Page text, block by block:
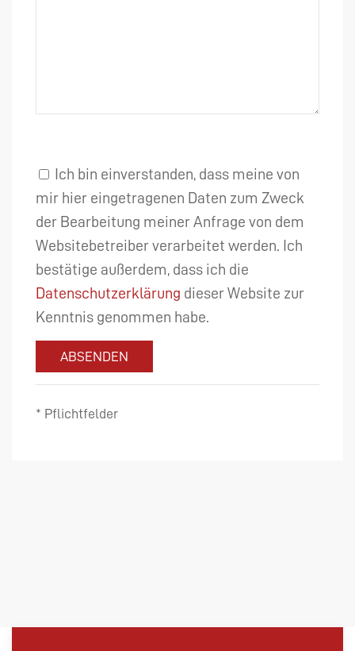
Ich bin einverstanden, dass meine von
mir hier eingetragenen Daten zum Zweck
der Bearbeitung meiner Anfrage von dem
Websitebetreiber verarbeitet werden. Ich
bestätige außerdem, dass ich die
Datenschutzerklärung dieser Website zur
Kenntnis genommen habe.
ABSENDEN
* Pflichtfelder